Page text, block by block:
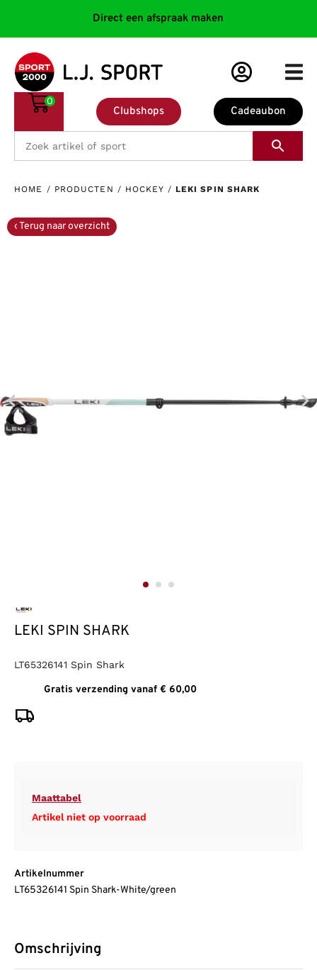
Direct een afspraak maken
Cadeaubon
Clubshops
0
HOME / PRODUCTEN / HOCKEY / LEKI SPIN SHARK
LEKI SPIN SHARK
LT65326141 Spin Shark
Gratis verzending vanaf € 60,00
Maattabel
Artikel niet op voorraad
Artikelnummer
LT65326141 Spin Shark-White/green
Omschrijving